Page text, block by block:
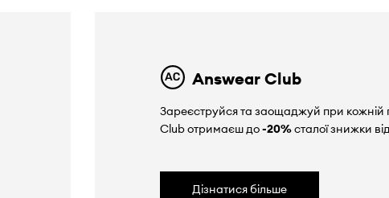
Answear Club
Зареєструйся та заощаджуй при кожній
Club отримаєш до-20%сталої знижки
Дізнатися більше